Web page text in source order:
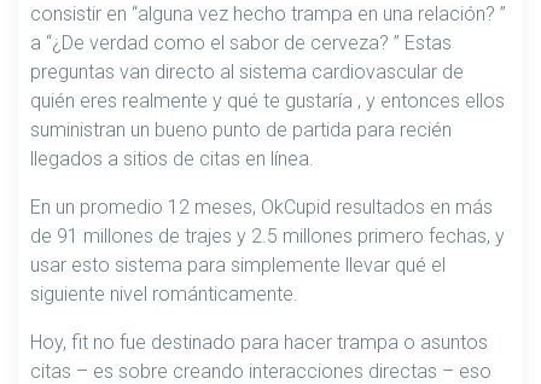
consistir en “alguna vez hecho trampa en una relación? ”
a “¿De verdad como el sabor de cerveza? ” Estas
preguntas van directo al sistema cardiovascular de
quién eres realmente y qué te gustaría , y entonces ellos
suministran un bueno punto de partida para recién
llegados a sitios de citas en línea.
En un promedio 12 meses, OkCupid resultados en más
de 91 millones de trajes y 2.5 millones primero fechas, y
usar esto sistema para simplemente llevar qué el
siguiente nivel románticamente.
Hoy, fit no fue destinado para hacer trampa o asuntos
citas – es sobre creando interacciones directas – eso